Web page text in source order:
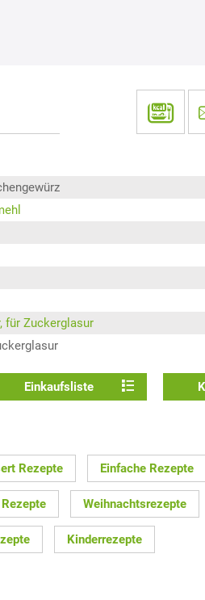
für Zuckerglasur
Einkaufsliste
Rezepte Einfache Rezepte
Weihnachtsrezepte
Kinderrezepte